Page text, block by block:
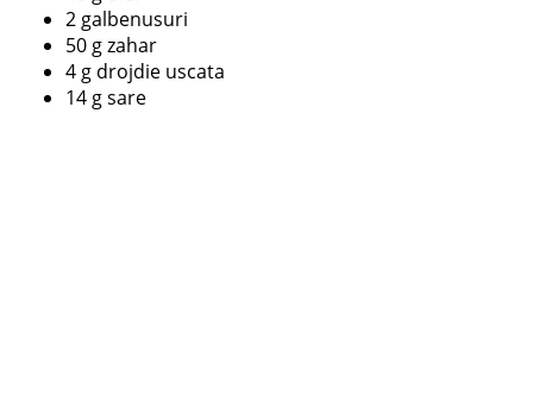
2 galbenusuri
50 g zahar
4 g drojdie uscata
14 g sare